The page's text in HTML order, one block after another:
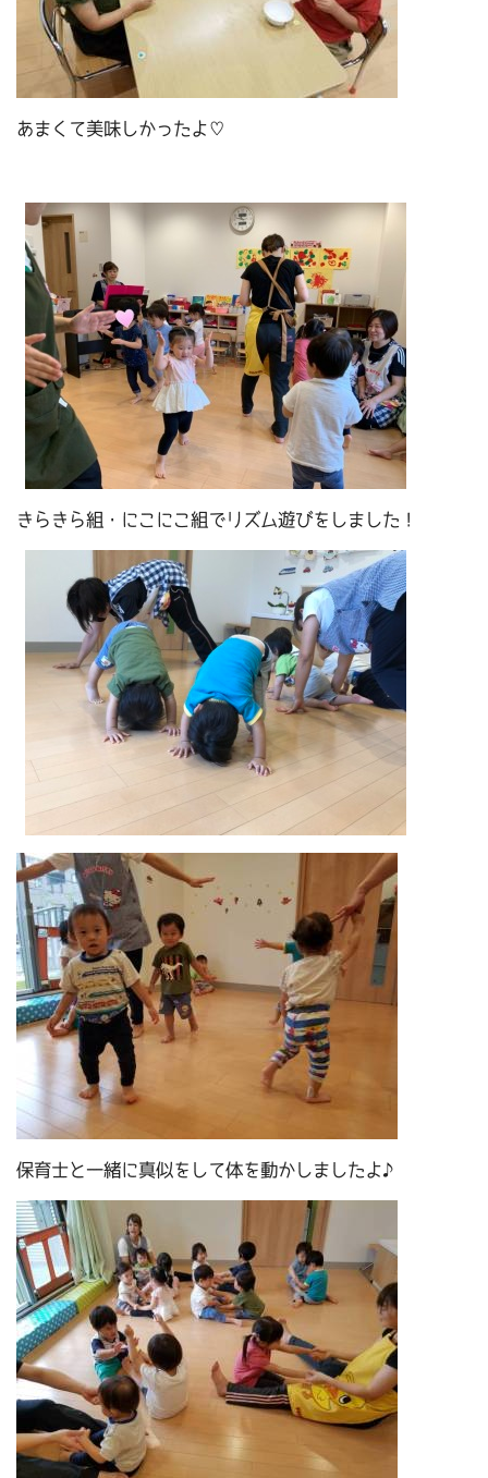
あまくて美味しかったよ♡
きらきら組・にこにこ組でリズム遊びをしました！
保育士と一緒に真似をして体を動かしましたよ♪